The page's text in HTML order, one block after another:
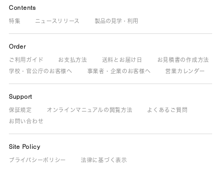
Contents
特集 ニュースリリース 製品の見学・利用
Order
ご利用ガイド お支払方法 送料とお届け日
お見積書の作成方法
学校・官公庁のお客様へ
事業者・企業のお客様へ 営業カレンダー
Support
保証規定 オンラインマニュアルの閲覧方法
よくあるご質問
お問い合わせ
Site Policy
プライバシーポリシー 法律に基づく表示